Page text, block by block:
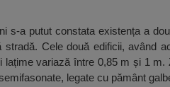
s-a putut constata existența a
Cele două edificii, având
variază între 0,85 m și 1 m.
legate cu pământ